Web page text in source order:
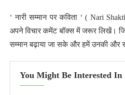
‘ नारी सम्मान पर कविता ‘ ( Nari
अपने विचार कमेंट बॉक्स में जरूर लिखें।
सम्मान बढ़ाया जा सके और हमें उनकी और
You Might Be Interested In